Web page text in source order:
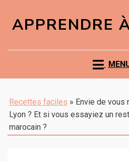
APPRENDRE
Recettes faciles » Envie de vous
Lyon ? Et si vous essayiez un
marocain ?